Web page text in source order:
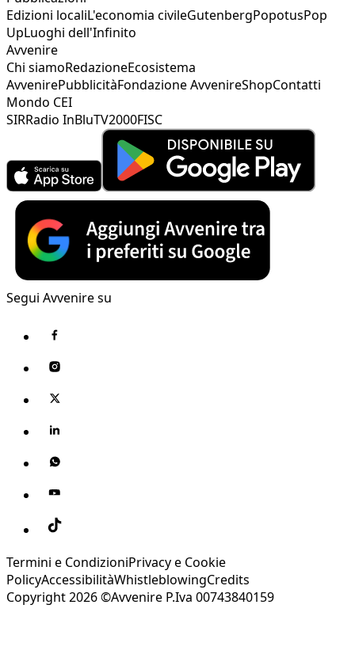
Edizioni localiL'economia civileGutenbergPopotusPop
UpLuoghi dell'Infinito
Avvenire
Chi siamoRedazioneEcosistema
AvvenirePubblicitàFondazione AvvenireShopContatti
Mondo CEI
SIRRadio InBluTV2000FISC
Segui Avvenire su
Termini e CondizioniPrivacy e Cookie
PolicyAccessibilitàWhistleblowingCredits
Copyright 2026 ©Avvenire P.Iva 00743840159